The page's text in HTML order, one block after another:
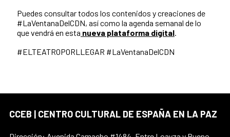
Puedes consultar todos los contenidos y creaciones de
#LaVentanaDelCDN, así como la agenda semanal de lo
que vendrá en esta nueva plataforma digital.
#ELTEATROPORLLEGAR #LaVentanaDelCDN
CCEB | CENTRO CULTURAL DE ESPAÑA EN LA PAZ